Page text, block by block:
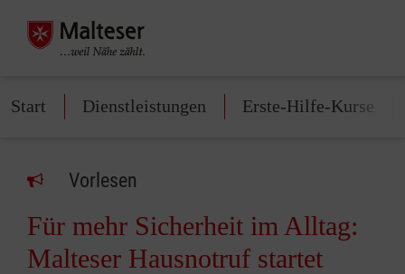
Start Dienstleistungen Erste-Hilfe-Kurse
Vorlesen
Für mehr Sicherheit im Alltag:
Malteser Hausnotruf startet